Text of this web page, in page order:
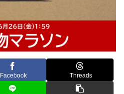
Facebook Threads